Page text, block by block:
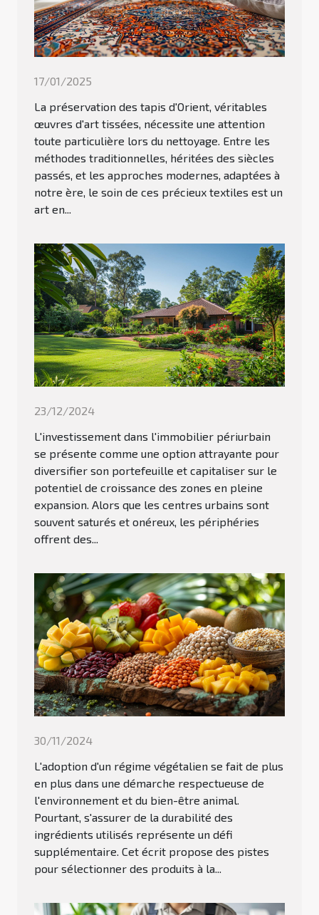
17/01/2025
La préservation des tapis d'Orient, véritables
œuvres d'art tissées, nécessite une attention
toute particulière lors du nettoyage. Entre les
méthodes traditionnelles, héritées des siècles
passés, et les approches modernes, adaptées à
notre ère, le soin de ces précieux textiles est un
art en...
23/12/2024
L'investissement dans l'immobilier périurbain
se présente comme une option attrayante pour
diversifier son portefeuille et capitaliser sur le
potentiel de croissance des zones en pleine
expansion. Alors que les centres urbains sont
souvent saturés et onéreux, les périphéries
offrent des...
30/11/2024
L'adoption d'un régime végétalien se fait de plus
en plus dans une démarche respectueuse de
l'environnement et du bien-être animal.
Pourtant, s'assurer de la durabilité des
ingrédients utilisés représente un défi
supplémentaire. Cet écrit propose des pistes
pour sélectionner des produits à la...